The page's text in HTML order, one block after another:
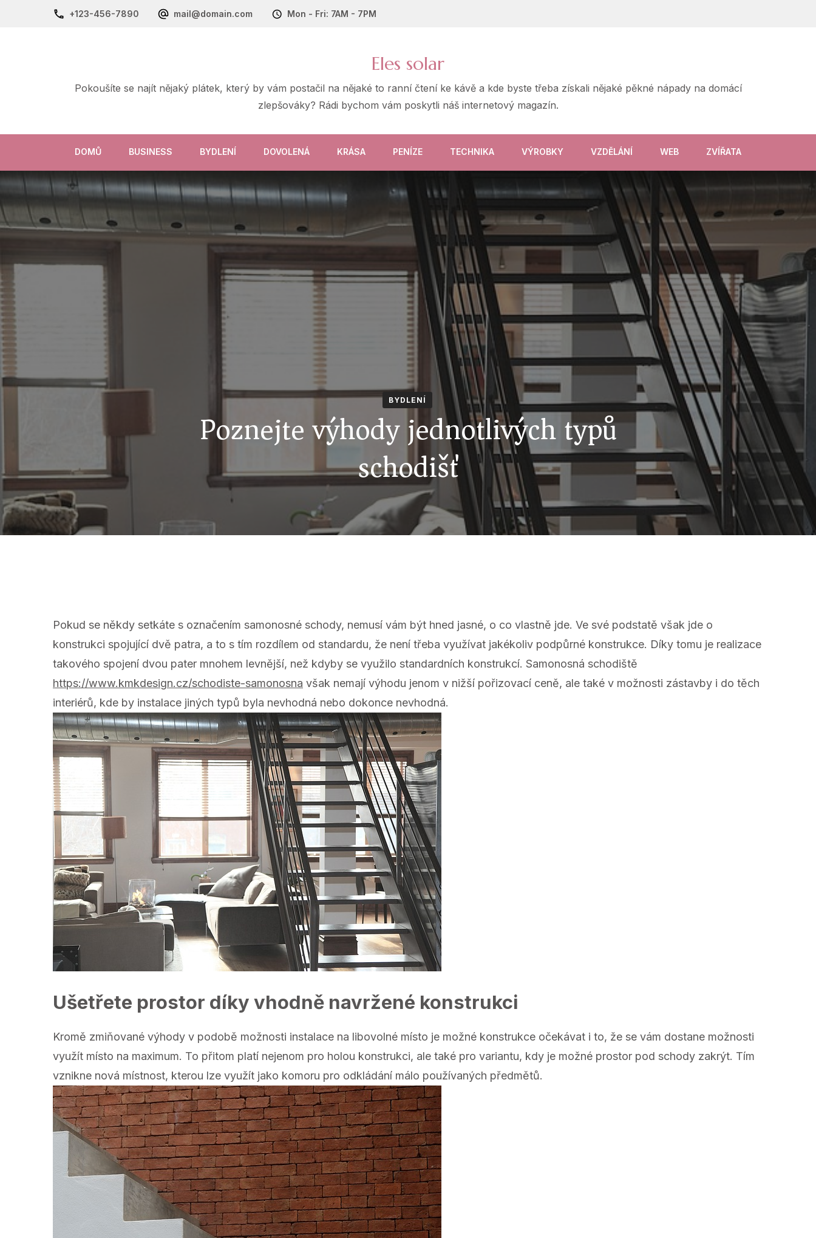
+123-456-7890 mail@domain.com Mon - Fri: 7AM - 7PM
Eles solar
Pokoušíte se najít nějaký plátek, který by vám postačil na nějaké to ranní čtení ke kávě a kde byste třeba získali nějaké pěkné nápady na domácí
zlepšováky? Rádi bychom vám poskytli náš internetový magazín.
DOMŮ BUSINESS BYDLENÍ DOVOLENÁ KRÁSA PENÍZE TECHNIKA VÝROBKY VZDĚLÁNÍ WEB ZVÍŘATA
BYDLENÍ
Poznejte výhody jednotlivých typů
schodišť
Pokud se někdy setkáte s označením samonosné schody, nemusí vám být hned jasné, o co vlastně jde. Ve své podstatě však jde o
konstrukci spojující dvě patra, a to s tím rozdílem od standardu, že není třeba využívat jakékoliv podpůrné konstrukce. Díky tomu je realizace
takového spojení dvou pater mnohem levnější, než kdyby se využilo standardních konstrukcí. Samonosná schodiště
https://www.kmkdesign.cz/schodiste-samonosna však nemají výhodu jenom v nižší pořizovací ceně, ale také v možnosti zástavby i do těch
interiérů, kde by instalace jiných typů byla nevhodná nebo dokonce nevhodná.
Ušetřete prostor díky vhodně navržené konstrukci
Kromě zmiňované výhody v podobě možnosti instalace na libovolné místo je možné konstrukce očekávat i to, že se vám dostane možnosti
využít místo na maximum. To přitom platí nejenom pro holou konstrukci, ale také pro variantu, kdy je možné prostor pod schody zakrýt. Tím
vznikne nová místnost, kterou lze využít jako komoru pro odkládání málo používaných předmětů.